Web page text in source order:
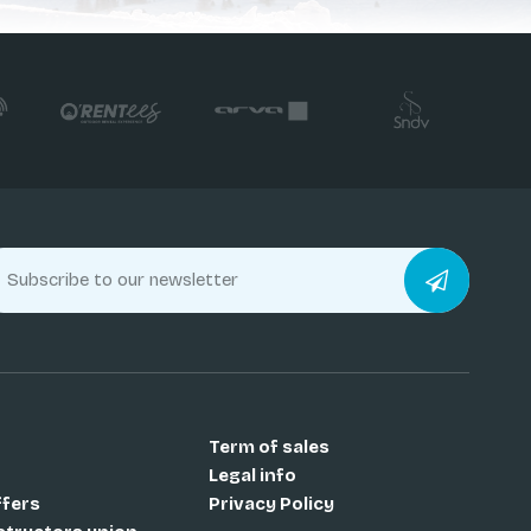
Term of sales
Legal info
Privacy Policy